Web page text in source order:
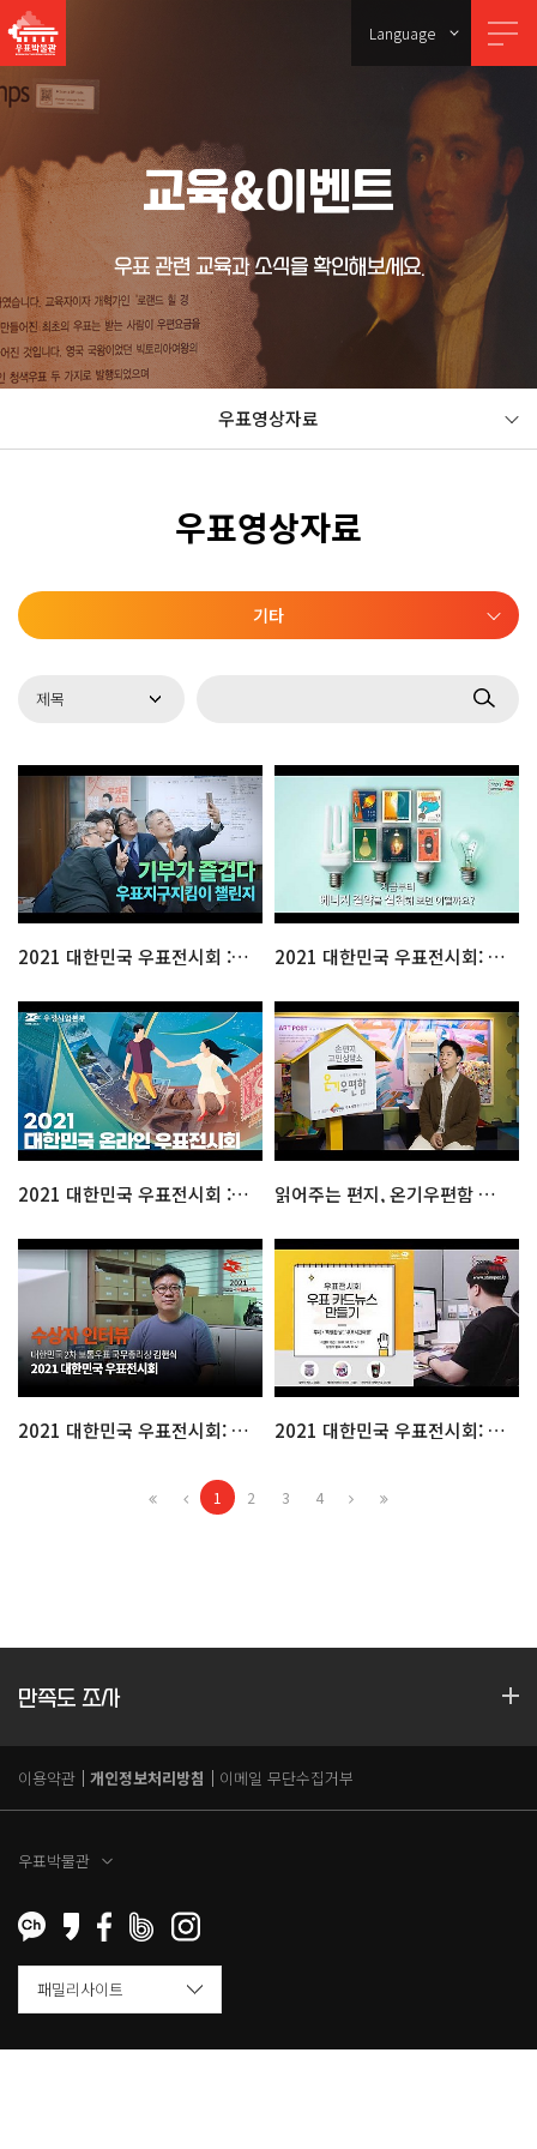
Language
교육&이벤트
우표 관련 교육과 소식을 확인해보세요.
우표영상자료
우표영상자료
기타
2021 대한민국 우표전시회 : 기부가 즐겁다! 우표지구지킴이 챌린지 2021 대한민국 우표전시회: 우표, 지속가능한 세상을 말하다
2021 대한민국 우표전시회 : 공식홍보영상 읽어주는 편지, 온기우편함 대표 인터뷰
2021 대한민국 우표전시회: 국무총리상 수상자 김헌식 인터뷰 2021 대한민국 우표전시회: 우표카드뉴스만들기
1 2 3 4
만족도 조사
이용약관 개인정보처리방침 이메일 무단수집거부
우표박물관